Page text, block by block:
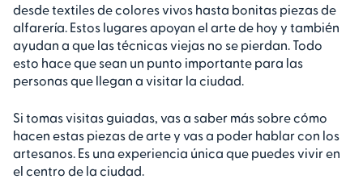
desde textiles de colores vivos hasta bonitas piezas de
alfarería. Estos lugares apoyan el arte de hoy y también
ayudan a que las técnicas viejas no se pierdan. Todo
esto hace que sean un punto importante para las
personas que llegan a visitar la ciudad.
Si tomas visitas guiadas, vas a saber más sobre cómo
hacen estas piezas de arte y vas a poder hablar con los
artesanos. Es una experiencia única que puedes vivir en
el centro de la ciudad.